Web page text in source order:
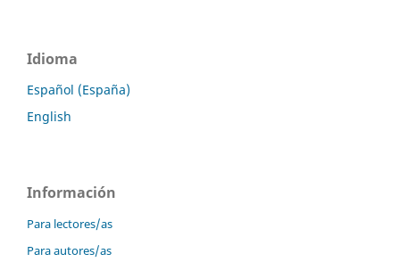
Idioma
Español (España)
English
Información
Para lectores/as
Para autores/as